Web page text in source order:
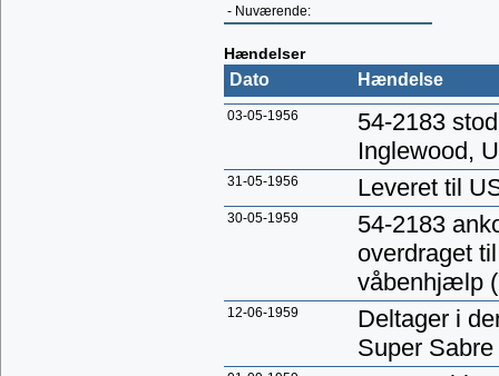
- Nuværende:
Hændelser
Dato Hændelse
03-05-1956
54-2183
Inglewood,
31-05-1956 Leveret til
30-05-1959
54-2183
overdraget
våbenhjælp
12-06-1959
Deltager i
Super